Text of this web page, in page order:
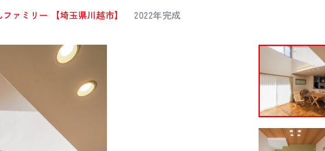
ファミリー 【埼玉県川越市】 2022年完成